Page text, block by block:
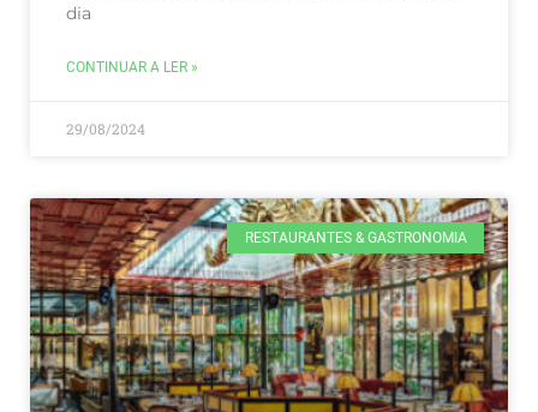
dia
CONTINUAR A LER »
29/08/2024
RESTAURANTES & GASTRONOMIA